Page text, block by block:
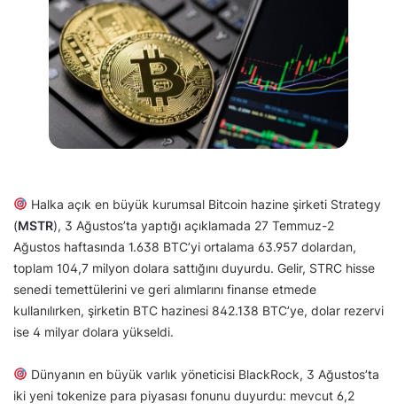
Halka açık en büyük kurumsal Bitcoin hazine şirketi Strategy
(MSTR), 3 Ağustos’ta yaptığı açıklamada 27 Temmuz-2
Ağustos haftasında 1.638 BTC’yi ortalama 63.957 dolardan,
toplam 104,7 milyon dolara sattığını duyurdu. Gelir, STRC hisse
senedi temettülerini ve geri alımlarını finanse etmede
kullanılırken, şirketin BTC hazinesi 842.138 BTC’ye, dolar rezervi
ise 4 milyar dolara yükseldi.
Dünyanın en büyük varlık yöneticisi BlackRock, 3 Ağustos’ta
iki yeni tokenize para piyasası fonunu duyurdu: mevcut 6,2